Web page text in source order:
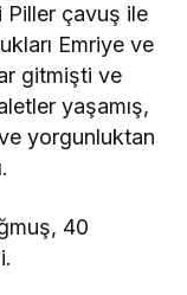
Piller çavuş ile
Emriye ve
gitmişti ve
yaşamış,
yorgunluktan
40